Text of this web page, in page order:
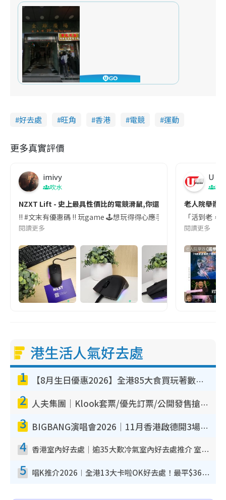
好去處 旺角 香港 電競 運動
更多真實評價
imivy
吹水
NZXT Lift - 史上最具性價比的電競滑鼠,你還在猶豫什麼？
‼️ #文末有優惠碼 ‼️ 玩game 🕹想玩得得心應手， 最近我轉用左
閱讀更多
U
吹
老人院舉辦
「活到老
閱讀更多
港生活人氣好去處
1 【8月生日優惠2026】全港85大食買玩著數攻略 自助餐/火鍋放題同行免費＋誠品/DONKI送現金券
2 人夫集團｜Klook套票/優先訂票/公開發售搶飛攻略！附票價.購票連結.場地座位表
3 BIGBANG演唱會2026｜11月香港啟德開3場！實名制VIP申請、優先購票攻略
4 香港室內好去處｜逾35大歎冷氣室內好去處推介 室內活動免費避雨無懼落雨
5 唱K推介2026︱全港13大卡啦OK好去處！最平$36起 日文K都有！(附地址+收費詳情)